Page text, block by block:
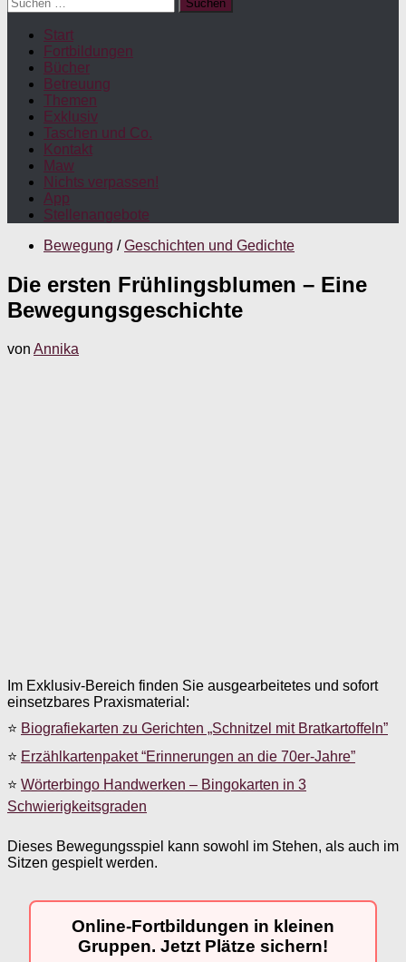
nach:
Start
Fortbildungen
Bücher
Betreuung
Themen
Exklusiv
Taschen und Co.
Kontakt
Maw
Nichts verpassen!
App
Stellenangebote
Bewegung / Geschichten und Gedichte
Die ersten Frühlingsblumen – Eine
Bewegungsgeschichte
von Annika
Im Exklusiv-Bereich finden Sie ausgearbeitetes und sofort
einsetzbares Praxismaterial:
⭐ Biografiekarten zu Gerichten „Schnitzel mit Bratkartoffeln”
⭐ Erzählkartenpaket “Erinnerungen an die 70er-Jahre”
⭐ Wörterbingo Handwerken – Bingokarten in 3
Schwierigkeitsgraden
Dieses Bewegungsspiel kann sowohl im Stehen, als auch im
Sitzen gespielt werden.
Online-Fortbildungen in kleinen
Gruppen. Jetzt Plätze sichern!